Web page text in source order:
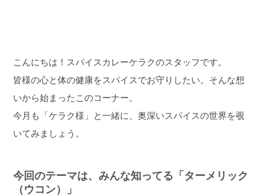
こんにちは！スパイスカレーケラクのスタッフです。
皆様の心と体の健康をスパイスでお守りしたい。そんな想
いから始まったこのコーナー。
今月も「ケラク様」と一緒に、奥深いスパイスの世界を覗
いてみましょう。
今回のテーマは、みんな知ってる「ターメリック
（ウコン）」